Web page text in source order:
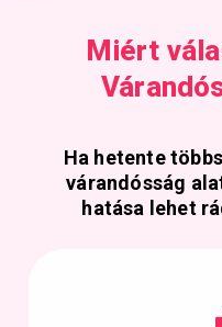
Miért
Ha hetente
várandósság
hatása lehet